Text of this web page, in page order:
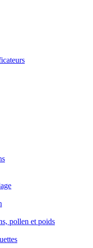
pollen et poids